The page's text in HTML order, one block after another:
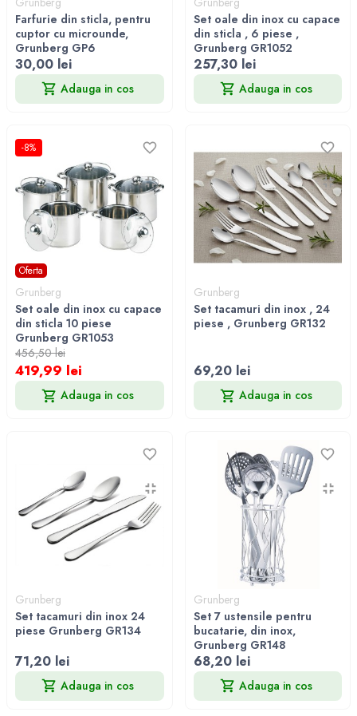
Farfurie din sticla, pentru
cuptor cu microunde,
Grunberg GP6
30,00 lei
Adauga in cos
Set oale din inox cu capace
din sticla , 6 piese ,
Grunberg GR1052
257,30 lei
Adauga in cos
-8%
Oferta
Grunberg
Set oale din inox cu capace
din sticla 10 piese
Grunberg GR1053
456,50 lei
419,99 lei
Adauga in cos
Grunberg
Set tacamuri din inox , 24
piese , Grunberg GR132
69,20 lei
Adauga in cos
Grunberg
Set tacamuri din inox 24
piese Grunberg GR134
71,20 lei
Adauga in cos
Grunberg
Set 7 ustensile pentru
bucatarie, din inox,
Grunberg GR148
68,20 lei
Adauga in cos